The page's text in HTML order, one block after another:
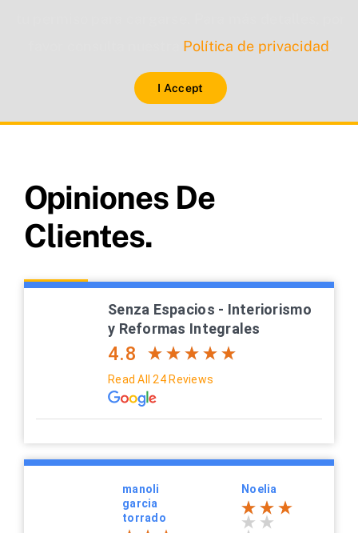
Política de privacidad
I Accept
Opiniones De
Clientes.
Senza Espacios - Interiorismo
y Reformas Integrales
4.8
Read All 24 Reviews
manoli
garcia
torrado
Noelia